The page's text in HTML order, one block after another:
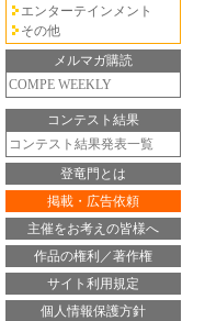
エンターテインメント
その他
メルマガ購読
COMPE WEEKLY
コンテスト結果
コンテスト結果発表一覧
登竜門とは
掲載・広告依頼
主催をお考えの皆様へ
作品の権利／著作権
サイト利用規定
個人情報保護方針